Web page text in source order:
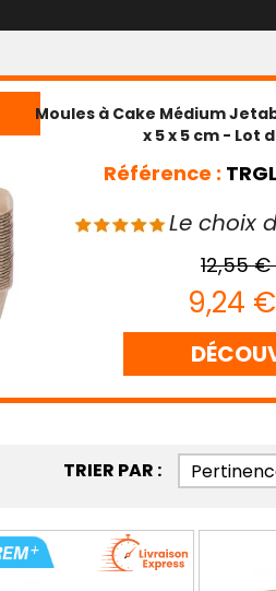
Moules à Cake Médium
x 5 x 5 cm - Lot
Référence :
Le choix
12,55 €
9,24 €
TRIER PAR :